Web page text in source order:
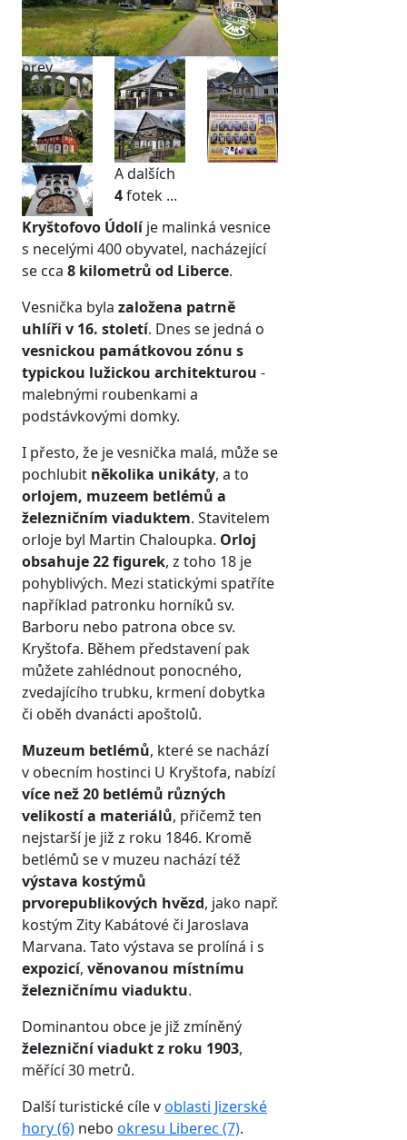
prev
next
A dalších
4fotek ...
Kryštofovo Údolíje malinká vesnice
s necelými 400 obyvatel, nacházející
se cca 8 kilometrů od Liberce.
Vesnička byla založena patrně
uhlíři v 16. století. Dnes se jedná o
vesnickou památkovou zónu s
typickou lužickou architekturou -
malebnými roubenkami a
podstávkovými domky.
I přesto, že je vesnička malá, může se
pochlubit několika unikáty, a to
orlojem, muzeem betlémů a
železničním viaduktem. Stavitelem
orloje byl Martin Chaloupka. Orloj
obsahuje 22 figurek, z toho 18 je
pohyblivých. Mezi statickými spatříte
například patronku horníků sv.
Barboru nebo patrona obce sv.
Kryštofa. Během představení pak
můžete zahlédnout ponocného,
zvedajícího trubku, krmení dobytka
či oběh dvanácti apoštolů.
Muzeum betlémů, které se nachází
v obecním hostinci U Kryštofa, nabízí
více než 20 betlémů různých
velikostí a materiálů, přičemž ten
nejstarší je již z roku 1846. Kromě
betlémů se v muzeu nachází též
výstava kostýmů
prvorepublikových hvězd, jako např.
kostým Zity Kabátové či Jaroslava
Marvana. Tato výstava se prolíná i s
expozicí, věnovanou místnímu
železničnímu viaduktu.
Dominantou obce je již zmíněný
železniční viadukt z roku 1903,
měřící 30 metrů.
Další turistické cíle voblasti Jizerské
hory (6) nebo okresu Liberec (7).